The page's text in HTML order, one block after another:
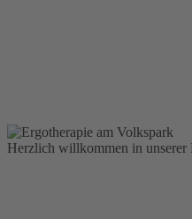
Herzlich willkommen in unserer